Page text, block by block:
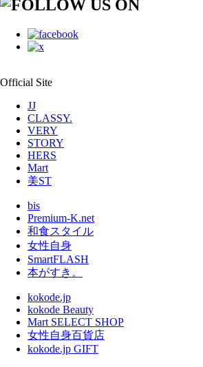
Official Site
JJ
CLASSY.
VERY
STORY
HERS
Mart
美ST
bis
Premium-K.net
和食スタイル
女性自身
SmartFLASH
本がすき。
kokode.jp
kokode Beauty
Mart SELECT SHOP
女性自身百貨店
kokode.jp GIFT